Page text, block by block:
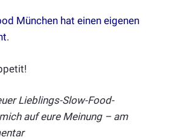
München hat einen eigenen
.
Lieblings-Slow-Food-
auf eure Meinung – am